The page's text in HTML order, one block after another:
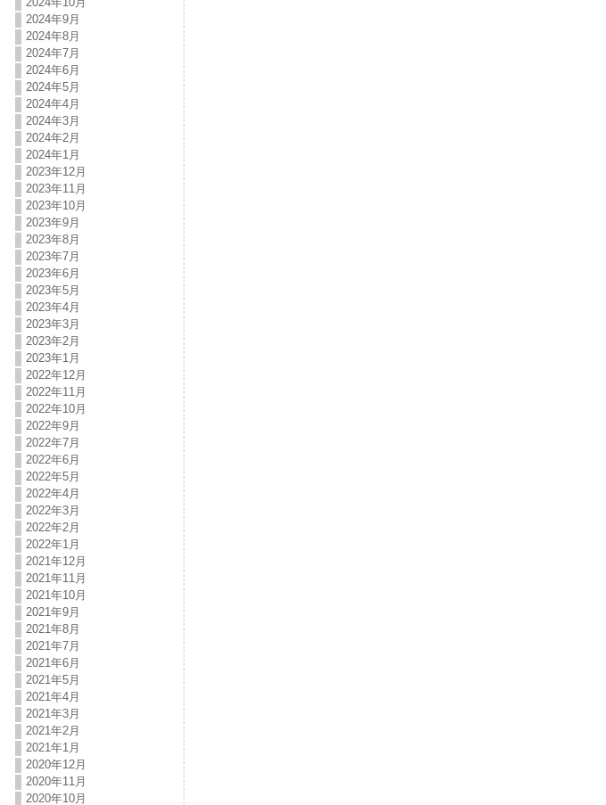
2024年9月
2024年8月
2024年7月
2024年6月
2024年5月
2024年4月
2024年3月
2024年2月
2024年1月
2023年12月
2023年11月
2023年10月
2023年9月
2023年8月
2023年7月
2023年6月
2023年5月
2023年4月
2023年3月
2023年2月
2023年1月
2022年12月
2022年11月
2022年10月
2022年9月
2022年7月
2022年6月
2022年5月
2022年4月
2022年3月
2022年2月
2022年1月
2021年12月
2021年11月
2021年10月
2021年9月
2021年8月
2021年7月
2021年6月
2021年5月
2021年4月
2021年3月
2021年2月
2021年1月
2020年12月
2020年11月
2020年10月